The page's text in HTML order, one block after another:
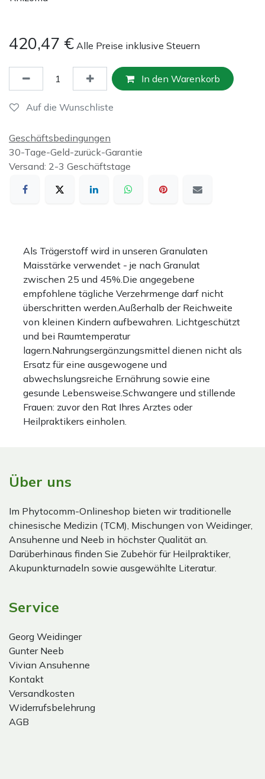
420,47 € Alle Preise inklusive Steuern
In den Warenkorb
Auf die Wunschliste
Geschäftsbedingungen
30-Tage-Geld-zurück-Garantie
Versand: 2-3 Geschäftstage
Als Trägerstoff wird in unseren Granulaten
Maisstärke verwendet - je nach Granulat
zwischen 25 und 45%.Die angegebene
empfohlene tägliche Verzehrmenge darf nicht
überschritten werden.Außerhalb der Reichweite
von kleinen Kindern aufbewahren. Lichtgeschützt
und bei Raumtemperatur
lagern.Nahrungsergänzungsmittel dienen nicht als
Ersatz für eine ausgewogene und
abwechslungsreiche Ernährung sowie eine
gesunde Lebensweise.Schwangere und stillende
Frauen: zuvor den Rat Ihres Arztes oder
Heilpraktikers einholen.
Über uns
Im Phytocomm-Onlineshop bieten wir traditionelle
chinesische Medizin (TCM), Mischungen von Weidinger,
Ansuhenne und Neeb in höchster Qualität an.
Darüberhinaus finden Sie Zubehör für Heilpraktiker,
Akupunkturnadeln sowie ausgewählte Literatur.
Service
Georg Weidinger
Gunter Neeb
Vivian Ansuhenne
Kontakt
Versandkosten
Widerrufsbelehrung
AGB